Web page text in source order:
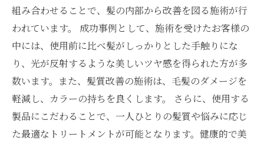
組み合わせることで、髪の内部から改善を図る施術が行
われています。 成功事例として、施術を受けたお客様の
中には、使用前に比べ髪がしっかりとした手触りにな
り、光が反射するような美しいツヤ感を得られた方が多
数います。また、髪質改善の施術は、毛髪のダメージを
軽減し、カラーの持ちを良くします。 さらに、使用する
製品にこだわることで、一人ひとりの髪質や悩みに応じ
た最適なトリートメントが可能となります。健康的で美